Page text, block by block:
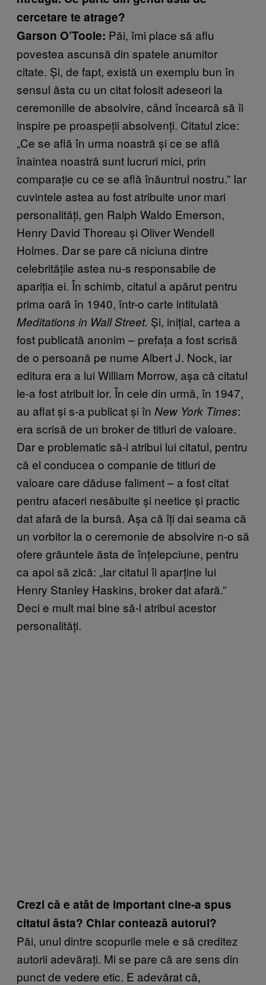
cercetare te atrage?
Garson O’Toole: Păi, îmi place să aflu
povestea ascunsă din spatele anumitor
citate. Și, de fapt, există un exemplu bun în
sensul ăsta cu un citat folosit adeseori la
ceremoniile de absolvire, când încearcă să îi
inspire pe proaspeții absolvenți. Citatul zice:
„Ce se află în urma noastră și ce se află
înaintea noastră sunt lucruri mici, prin
comparație cu ce se află înăuntrul nostru.” Iar
cuvintele astea au fost atribuite unor mari
personalități, gen Ralph Waldo Emerson,
Henry David Thoreau și Oliver Wendell
Holmes. Dar se pare că niciuna dintre
celebritățile astea nu-s responsabile de
apariția ei. În schimb, citatul a apărut pentru
prima oară în 1940, într-o carte intitulată
Meditations in Wall Street. Și, inițial, cartea a
fost publicată anonim – prefața a fost scrisă
de o persoană pe nume Albert J. Nock, iar
editura era a lui William Morrow, așa că citatul
le-a fost atribuit lor. În cele din urmă, în 1947,
au aflat și s-a publicat și în New York Times:
era scrisă de un broker de titluri de valoare.
Dar e problematic să-i atribui lui citatul, pentru
că el conducea o companie de titluri de
valoare care dăduse faliment – a fost citat
pentru afaceri nesăbuite și neetice și practic
dat afară de la bursă. Așa că îți dai seama că
un vorbitor la o ceremonie de absolvire n-o să
ofere grăuntele ăsta de înțelepciune, pentru
ca apoi să zică: „Iar citatul îi aparține lui
Henry Stanley Haskins, broker dat afară.”
Deci e mult mai bine să-l atribui acestor
personalități.
Crezi că e atât de important cine-a spus
citatul ăsta? Chiar contează autorul?
Păi, unul dintre scopurile mele e să creditez
autorii adevărați. Mi se pare că are sens din
punct de vedere etic. E adevărat că,